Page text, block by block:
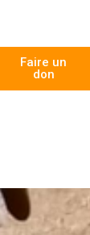
Faire un
don